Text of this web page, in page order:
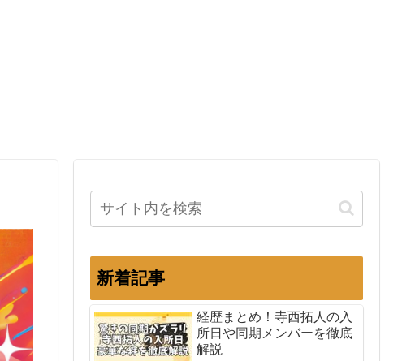
新着記事
経歴まとめ！寺西拓人の入
所日や同期メンバーを徹底
解説